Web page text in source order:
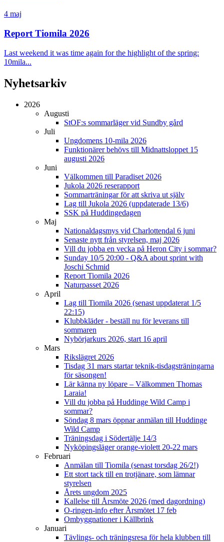
4 maj
Report Tiomila 2026
Last weekend it was time again for the highlight of the spring:
10mila...
Nyhetsarkiv
2026
Augusti
StOF:s sommarläger vid Sundby gård
Juli
Ungdomens 10-mila 2026
Funktionärer behövs till Midnattsloppet 15
augusti 2026
Juni
Välkommen till Paradiset 2026
Jukola 2026 reserapport
Sommarträningar för att skriva ut själv
Lag till Jukola 2026 (uppdaterade 13/6)
SSK på Huddingedagen
Maj
Nationaldagsmys vid Charlottendal 6 juni
Senaste nytt från styrelsen, maj 2026
Vill du jobba en vecka på Heron City i sommar?
Sunday 10/5 20:00 - Q&A about sprint with
Joschi Schmid
Report Tiomila 2026
Naturpasset 2026
April
Lag till Tiomila 2026 (senast uppdaterat 1/5
22:15)
Klubbkläder - beställ nu för leverans till
sommaren
Nybörjarkurs 2026, start 16 april
Mars
Rikslägret 2026
Tisdag 31 mars startar teknik-tisdagsträningarna
för säsongen!
Lär känna ny löpare – Välkommen Thomas
Laraia!
Vill du jobba på Huddinge Wild Camp i
sommar?
Söndag 8 mars öppnar anmälan till Huddinge
Wild Camp
Träningsdag i Södertälje 14/3
Nyköpingsläger orange-violett 20-22 mars
Februari
Anmälan till Tiomila (senast torsdag 26/2!)
Ett stort tack till en trotjänare, som lämnar
styrelsen
Årets ungdom 2025
Kallelse till Årsmöte 2026 (med dagordning)
O-ringen-info efter Årsmötet 17 feb
Ombyggnationer i Källbrink
Januari
Tävlings- och träningsresa för hela klubben till